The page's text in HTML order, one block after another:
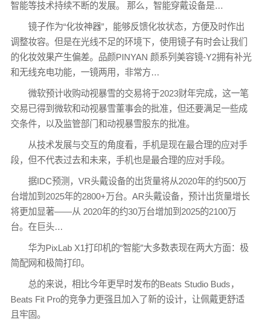
智能等技术持续不断的发展。 那么，智能穿戴设备是…
镜子作为“化妆神器”，能够反馈化妆状态，方便及时作出
调整妆容。但是在光线不足的环境下，使用镜子有时会让我们
的化妆效果产生偏差。品颜PINYAN 颜系列美容镜-Y2拥有补光
和无线充电功能，一镜两用，非常方…
微软预计收购动视暴雪的交易将于2023财年完成，这一笔
交易已得到微软和动视暴雪董事会的批准，但还要满足一些成
交条件，以及监管部门和动视暴雪股东的批准。
从技术发展与交互的角度看，手机是现在最合理的应对手
段，但不代表过去和未来，手机也是最合理的应对手段。
据IDC预测，VR头戴设备的出货量将从2020年的约500万
台增加到2025年的2800+万台。AR头戴设备，预计出货量增长
将更加显著——从 2020年的约30万台增加到2025的2100万
台。在巨头…
华为PixLab X1打印机的“智能”大多数表现在两大方面：极
简配网和极简打印。
总的来说，相比今年更早时发布的Beats Studio Buds，
Beats Fit Pro的竞争力更强且加入了新的设计，让佩戴更舒适
且牢固。